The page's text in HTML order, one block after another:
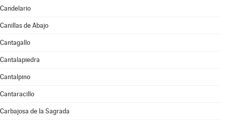
Candelario
Canillas de Abajo
Cantagallo
Cantalapiedra
Cantalpino
Cantaracillo
Carbajosa de la Sagrada